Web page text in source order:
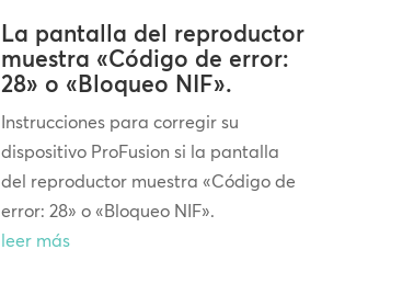
La pantalla del reproductor
muestra «Código de error:
28» o «Bloqueo NIF».
Instrucciones para corregir su
dispositivo ProFusion si la pantalla
del reproductor muestra «Código de
error: 28» o «Bloqueo NIF».
leer más